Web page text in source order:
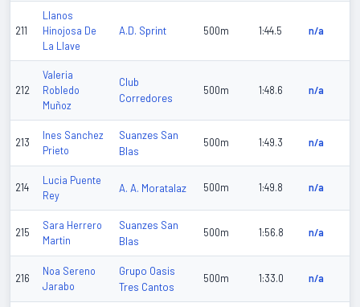
211
Llanos
Hinojosa De
La Llave
A.D. Sprint 500m 1:44.5 n/a
212
Valeria
Robledo
Muñoz
Club
Corredores
500m 1:48.6 n/a
213
Ines Sanchez
Prieto
Suanzes San
Blas
500m 1:49.3 n/a
214
Lucia Puente
Rey
A. A. Moratalaz 500m 1:49.8 n/a
215
Sara Herrero
Martin
Suanzes San
Blas
500m 1:56.8 n/a
216
Noa Sereno
Jarabo
Grupo Oasis
Tres Cantos
500m 1:33.0 n/a